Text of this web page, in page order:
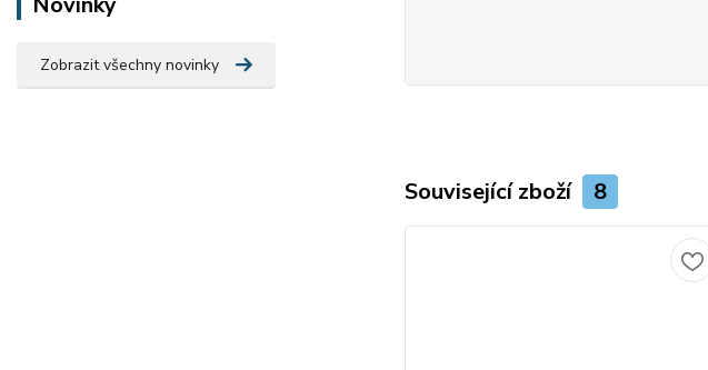
Zobrazit všechny novinky
Související zboží 8